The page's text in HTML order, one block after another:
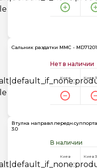
Сальник раздатки MMC -
Нет в наличии
Киев Киев
Втулка
3.0
В наличии
Киев Киев